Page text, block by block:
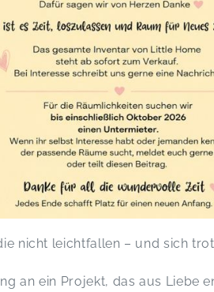
nicht leichtfallen – und sich
an ein Projekt, das aus Liebe